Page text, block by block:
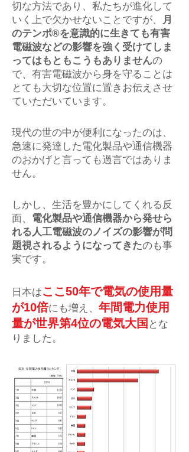
切な方法であり、私たちが進化して
いく上で欠かせないことですが、
月
のテンポ®を意識的に生きても有害
電磁波などの影響を強く受けてしま
ってはもともこうもありませんの
で、有害電磁波から身を守ることは
とても大切な位置に置きお伝えさせ
ていただいています。
現代の世の中が便利になったのは、
急速に発達した電化製品や通信機器
のおかげと言っても過言ではありま
せん。
しかし、生活を豊かにしてくれる反
面、 電化製品や通信機器から発せら
れる人工電磁波のノイズの影響が問
題視されるようになってきたのも事
実です。
日本はここ50年で電気の使用量
が10倍にも増え、 年間電力使用
量が世界第4位の電気大国 とな
りました。